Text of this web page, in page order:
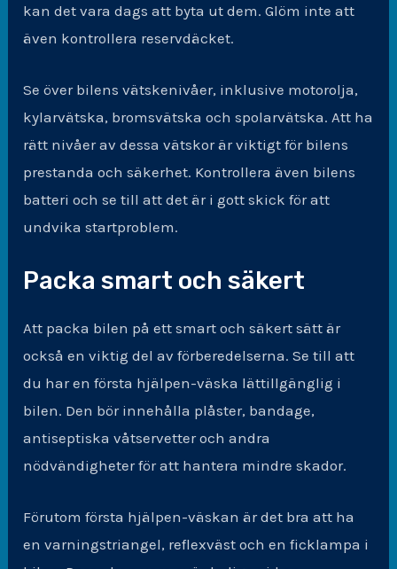
kan det vara dags att byta ut dem. Glöm inte att
även kontrollera reservdäcket.
Se över bilens vätskenivåer, inklusive motorolja,
kylarvätska, bromsvätska och spolarvätska. Att ha
rätt nivåer av dessa vätskor är viktigt för bilens
prestanda och säkerhet. Kontrollera även bilens
batteri och se till att det är i gott skick för att
undvika startproblem.
Packa smart och säkert
Att packa bilen på ett smart och säkert sätt är
också en viktig del av förberedelserna. Se till att
du har en första hjälpen-väska lättillgänglig i
bilen. Den bör innehålla plåster, bandage,
antiseptiska våtservetter och andra
nödvändigheter för att hantera mindre skador.
Förutom första hjälpen-väskan är det bra att ha
en varningstriangel, reflexväst och en ficklampa i